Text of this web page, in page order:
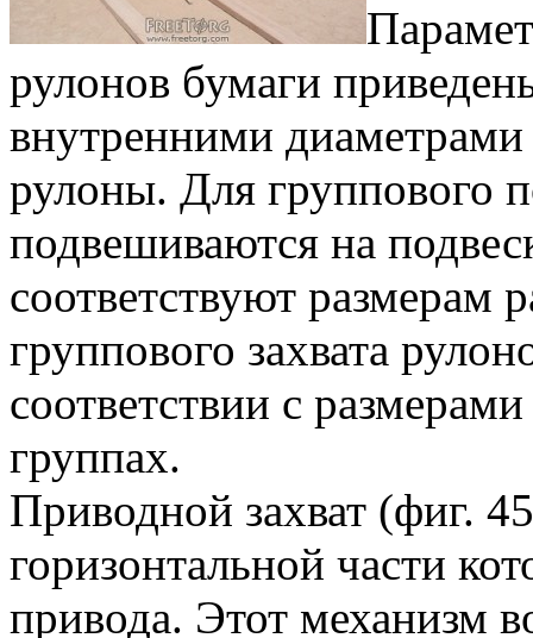
рулонов бумаги
внутренними
рулоны. Для группового
подвешиваются на
соответствуют
группового захвата
соответствии с
группах.
Приводной захват (фиг.
горизонтальной части
привода. Этот механизм